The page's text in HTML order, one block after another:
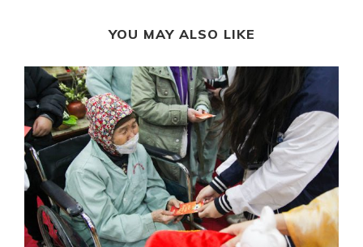
YOU MAY ALSO LIKE